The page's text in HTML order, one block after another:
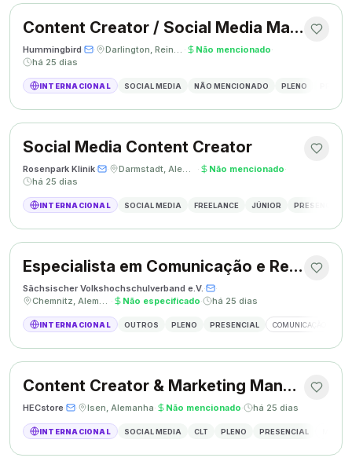
Content Creator / Social Media Manager
Hummingbird· · Darlington, Reino Unido · Não mencionado·
há 25 dias
INTERNACIONAL SOCIAL MEDIA NÃO MENCIONADO PLENO
Social Media Content Creator
Rosenpark Klinik· · Darmstadt, Alemanha · Não mencionado·
há 25 dias
INTERNACIONAL SOCIAL MEDIA FREELANCE JÚNIOR PRESENCIAL
Especialista em Comunicação e Relações Públicas
Sächsischer Volkshochschulverband e.V.·
·
Chemnitz, Alemanha · Não especificado· há 25 dias
INTERNACIONAL OUTROS PLENO PRESENCIAL COMUNICAÇÃO
Content Creator & Marketing Manager
HECstore· · Isen, Alemanha· Não mencionado· há 25 dias
INTERNACIONAL SOCIAL MEDIA CLT PLENO PRESENCIAL